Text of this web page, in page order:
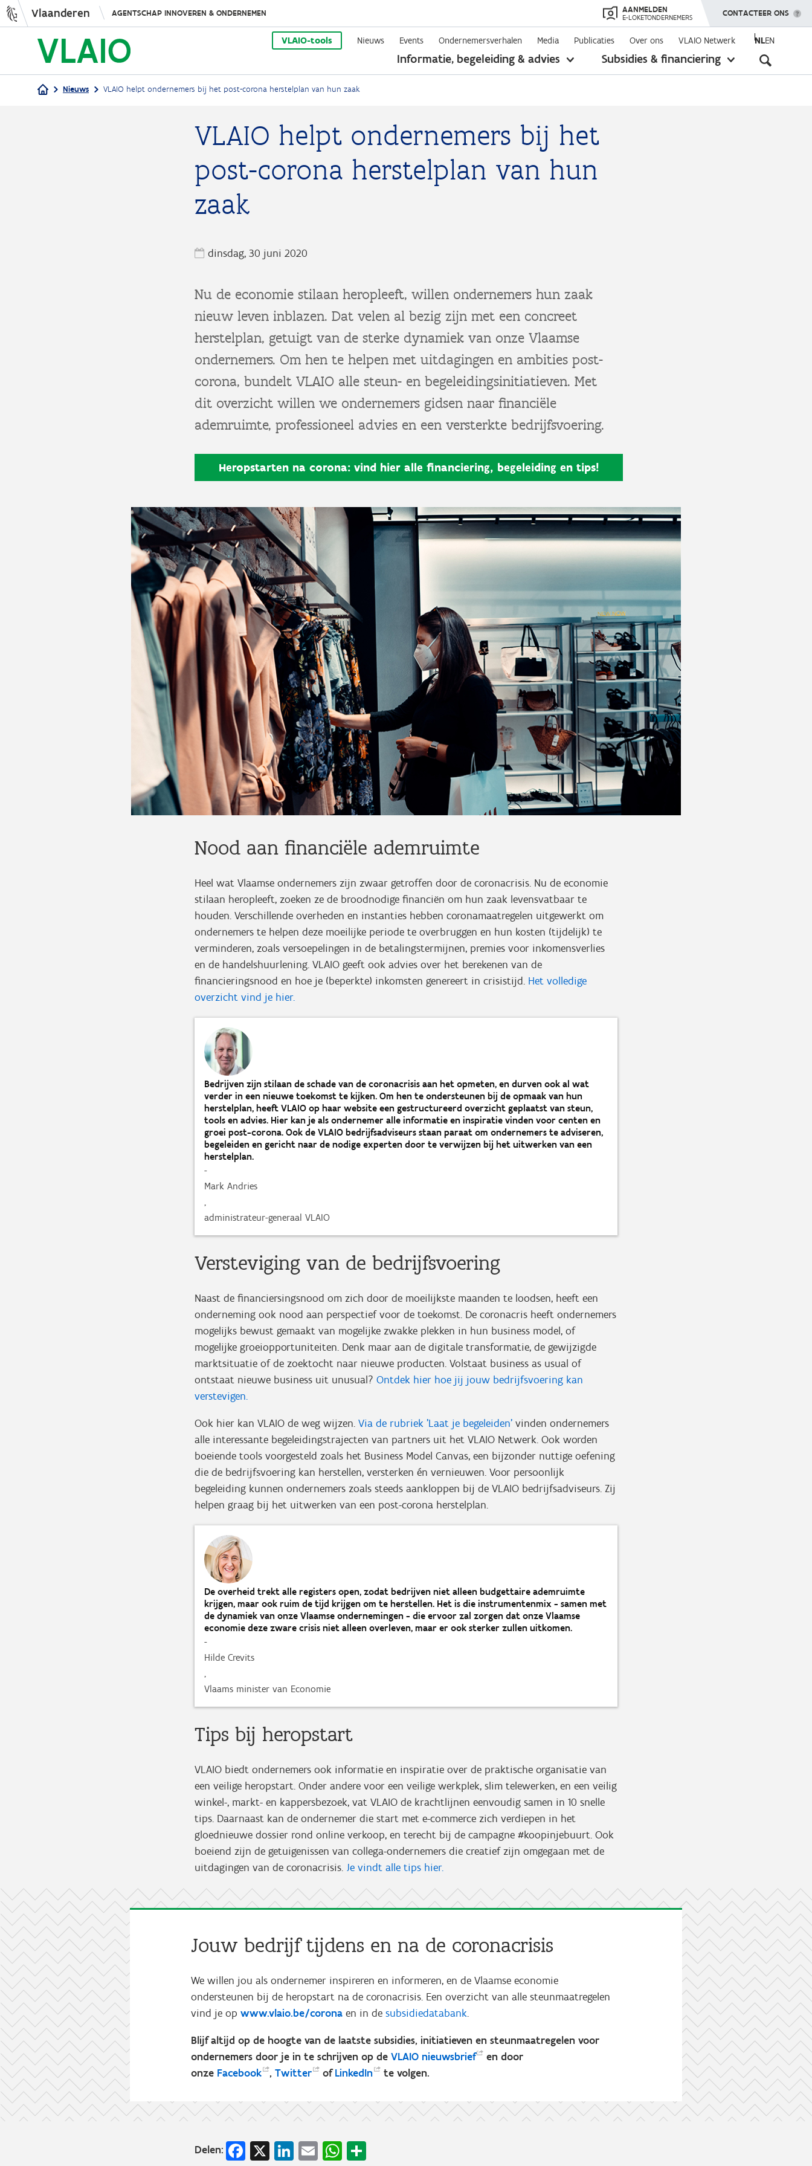
Overslaan
en
naar
de
Vlaanderen AGENTSCHAP INNOVEREN & ONDERNEMEN AANMELDEN
E-LOKETONDERNEMERS TOON MENU
CONTACTEER ONS
VLAIO-tools Nieuws Events Ondernemersverhalen Media Publicaties Over ons VLAIO Netwerk NLEN
Informatie, begeleiding & advies
toon
Subsidies & financiering
toon
Nieuws VLAIO helpt ondernemers bij het post-corona herstelplan van hun zaak
VLAIO helpt ondernemers bij het
post-corona herstelplan van hun
zaak
dinsdag, 30 juni 2020
Nu de economie stilaan heropleeft, willen ondernemers hun zaak
nieuw leven inblazen. Dat velen al bezig zijn met een concreet
herstelplan, getuigt van de sterke dynamiek van onze Vlaamse
ondernemers. Om hen te helpen met uitdagingen en ambities post-
corona, bundelt VLAIO alle steun- en begeleidingsinitiatieven. Met
dit overzicht willen we ondernemers gidsen naar financiële
ademruimte, professioneel advies en een versterkte bedrijfsvoering.
Heropstarten na corona: vind hier alle financiering, begeleiding en tips!
Nood aan financiële ademruimte
Heel wat Vlaamse ondernemers zijn zwaar getroffen door de coronacrisis. Nu de economie
stilaan heropleeft, zoeken ze de broodnodige financiën om hun zaak levensvatbaar te
houden. Verschillende overheden en instanties hebben coronamaatregelen uitgewerkt om
ondernemers te helpen deze moeilijke periode te overbruggen en hun kosten (tijdelijk) te
verminderen, zoals versoepelingen in de betalingstermijnen, premies voor inkomensverlies
en de handelshuurlening. VLAIO geeft ook advies over het berekenen van de
financieringsnood en hoe je (beperkte) inkomsten genereert in crisistijd. Het volledige
overzicht vind je hier.
Bedrijven zijn stilaan de schade van de coronacrisis aan het opmeten, en durven ook al wat
verder in een nieuwe toekomst te kijken. Om hen te ondersteunen bij de opmaak van hun
herstelplan, heeft VLAIO op haar website een gestructureerd overzicht geplaatst van steun,
tools en advies. Hier kan je als ondernemer alle informatie en inspiratie vinden voor centen en
groei post-corona. Ook de VLAIO bedrijfsadviseurs staan paraat om ondernemers te adviseren,
begeleiden en gericht naar de nodige experten door te verwijzen bij het uitwerken van een
herstelplan.
-
Mark Andries
,
administrateur-generaal VLAIO
Versteviging van de bedrijfsvoering
Naast de financiersingsnood om zich door de moeilijkste maanden te loodsen, heeft een
onderneming ook nood aan perspectief voor de toekomst. De coronacris heeft ondernemers
mogelijks bewust gemaakt van mogelijke zwakke plekken in hun business model, of
mogelijke groeiopportuniteiten. Denk maar aan de digitale transformatie, de gewijzigde
marktsituatie of de zoektocht naar nieuwe producten. Volstaat business as usual of
ontstaat nieuwe business uit unusual?Ontdek hier hoe jij jouw bedrijfsvoering kan
verstevigen.
Ook hier kan VLAIO de weg wijzen.Via de rubriek 'Laat je begeleiden' vinden ondernemers
alle interessante begeleidingstrajecten van partners uit het VLAIO Netwerk. Ook worden
boeiende tools voorgesteld zoals het Business Model Canvas, een bijzonder nuttige oefening
die de bedrijfsvoering kan herstellen, versterken én vernieuwen. Voor persoonlijk
begeleiding kunnen ondernemers zoals steeds aankloppen bij de VLAIO bedrijfsadviseurs. Zij
helpen graag bij het uitwerken van een post-corona herstelplan.
De overheid trekt alle registers open, zodat bedrijven niet alleen budgettaire ademruimte
krijgen, maar ook ruim de tijd krijgen om te herstellen. Het is die instrumentenmix - samen met
de dynamiek van onze Vlaamse ondernemingen - die ervoor zal zorgen dat onze Vlaamse
economie deze zware crisis niet alleen overleven, maar er ook sterker zullen uitkomen.
-
Hilde Crevits
,
Vlaams minister van Economie
Tips bij heropstart
VLAIO biedt ondernemers ook informatie en inspiratie over de praktische organisatie van
een veilige heropstart. Onder andere voor een veilige werkplek, slim telewerken, en een veilig
winkel-, markt- en kappersbezoek, vat VLAIO de krachtlijnen eenvoudig samen in 10 snelle
tips. Daarnaast kan de ondernemer die start met e-commerce zich verdiepen in het
gloednieuwe dossier rond online verkoop, en terecht bij de campagne #koopinjebuurt. Ook
boeiend zijn de getuigenissen van collega-ondernemers die creatief zijn omgegaan met de
uitdagingen van de coronacrisis. Je vindt alle tips hier.
Jouw bedrijf tijdens en na de coronacrisis
We willen jou als ondernemer inspireren en informeren, en de Vlaamse economie
ondersteunen bij de heropstart na de coronacrisis. Een overzicht van alle steunmaatregelen
vind je opwww.vlaio.be/corona en in desubsidiedatabank.
Blijf altijd op de hoogte van de laatste subsidies, initiatieven en steunmaatregelen voor
ondernemers door je in te schrijven op deVLAIO nieuwsbrief
en door
onze Facebook ,Twitter ofLinkedIn te volgen.
Delen: Facebook
X LinkedIn
EmailWhatsApp